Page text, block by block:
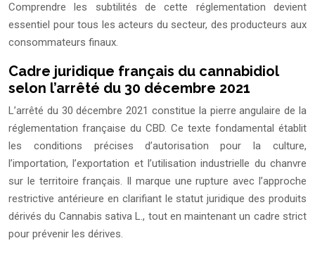
Comprendre les subtilités de cette réglementation devient
essentiel pour tous les acteurs du secteur, des producteurs aux
consommateurs finaux.
Cadre juridique français du cannabidiol
selon l’arrêté du 30 décembre 2021
L’arrêté du 30 décembre 2021 constitue la pierre angulaire de la
réglementation française du CBD. Ce texte fondamental établit
les conditions précises d’autorisation pour la culture,
l’importation, l’exportation et l’utilisation industrielle du chanvre
sur le territoire français. Il marque une rupture avec l’approche
restrictive antérieure en clarifiant le statut juridique des produits
dérivés du Cannabis sativa L., tout en maintenant un cadre strict
pour prévenir les dérives.